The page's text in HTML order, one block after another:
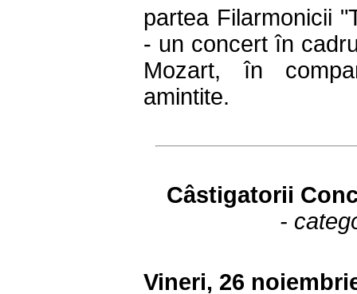
partea Filarmonicii
- un concert în
Mozart, în
amintite.
Câstigatorii
-
Vineri, 26